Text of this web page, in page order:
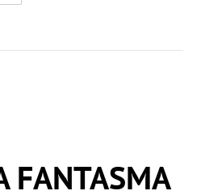
FANTASMA